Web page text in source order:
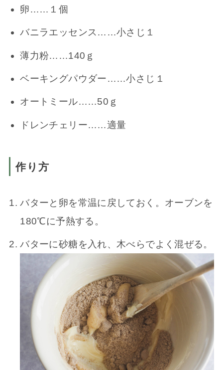
卵……１個
バニラエッセンス……小さじ１
薄力粉……140ｇ
ベーキングパウダー……小さじ１
オートミール……50ｇ
ドレンチェリー……適量
作り方
バターと卵を常温に戻しておく。オーブンを
180℃に予熱する。
バターに砂糖を入れ、木べらでよく混ぜる。